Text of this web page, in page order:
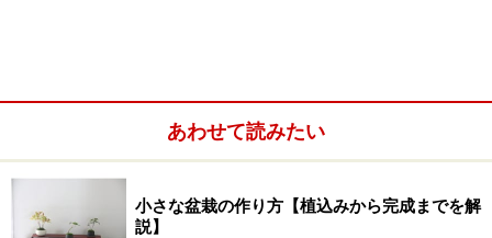
あわせて読みたい
小さな盆栽の作り方【植込みから完成までを解
説】